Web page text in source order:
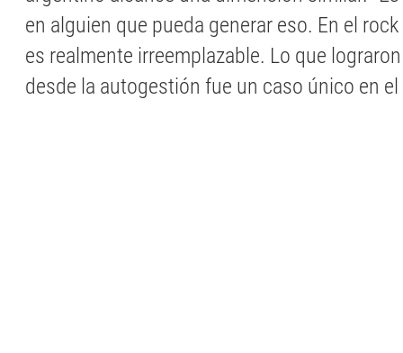
en alguien que pueda generar eso. En el
es realmente irreemplazable. Lo que
desde la autogestión fue un caso único en